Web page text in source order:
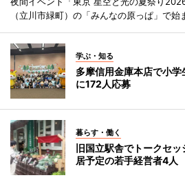
（立川市緑町）の「みんなの原っぱ」で始
学ぶ・知る
多摩信用金庫本店で小
に172人応募
暮らす・働く
旧国立駅舎でトークセ
居予定の若手経営者4人